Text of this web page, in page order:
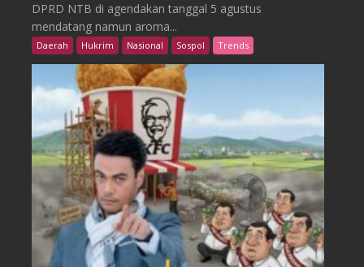
DPRD NTB di agendakan tanggal 5 agustus
mendatang namun aroma...
Daerah Hukrim Nasional Sospol Trends